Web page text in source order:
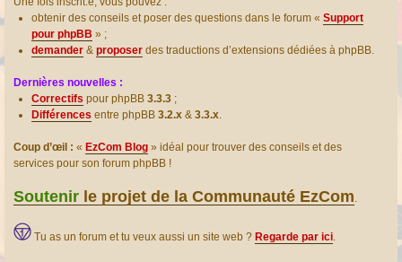
obtenir des conseils et poser des questions dans le forum « Support
pour phpBB » ;
demander & proposer des traductions d’extensions dédiées à phpBB.
Dernières nouvelles :
Correctifs pour phpBB 3.3.3 ;
Différences entre phpBB 3.2.x & 3.3.x.
Coup d’œil : « EzCom Blog » idéal pour trouver des conseils et des
services pour son forum phpBB !
Soutenir le projet de la Communauté EzCom.
Tu as un forum et tu veux aussi un site web ? Regarde par ici.